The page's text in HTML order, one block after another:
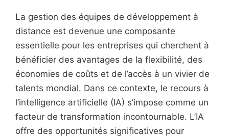
La gestion des équipes de développement à
distance est devenue une composante
essentielle pour les entreprises qui cherchent à
bénéficier des avantages de la flexibilité, des
économies de coûts et de l’accès à un vivier de
talents mondial. Dans ce contexte, le recours à
l’intelligence artificielle (IA) s’impose comme un
facteur de transformation incontournable. L’IA
offre des opportunités significatives pour